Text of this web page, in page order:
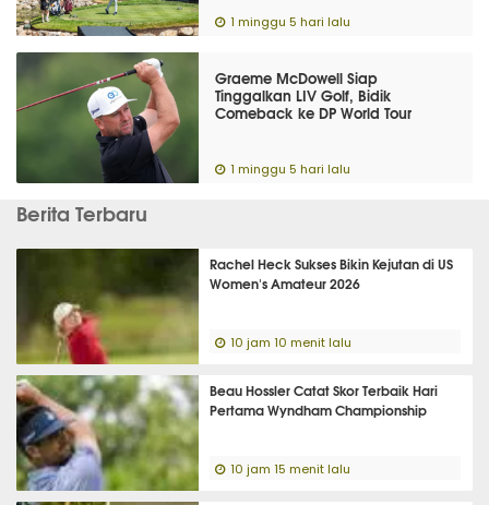
1 minggu 5 hari lalu
Graeme McDowell Siap
Tinggalkan LIV Golf, Bidik
Comeback ke DP World Tour
1 minggu 5 hari lalu
Berita Terbaru
Rachel Heck Sukses Bikin Kejutan di US
Women's Amateur 2026
10 jam 10 menit lalu
Beau Hossler Catat Skor Terbaik Hari
Pertama Wyndham Championship
10 jam 15 menit lalu